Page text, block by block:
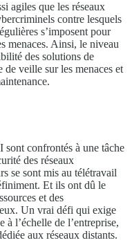
agiles que les réseaux
contre lesquels
s’imposent pour
menaces. Ainsi, le niveau
des solutions de
de veille sur les menaces et
confrontés à une tâche
des réseaux
se sont mis au télétravail
Et ils ont dû le
et des
Un vrai défi qui exige
l’échelle de l’entreprise,
aux réseaux distants.